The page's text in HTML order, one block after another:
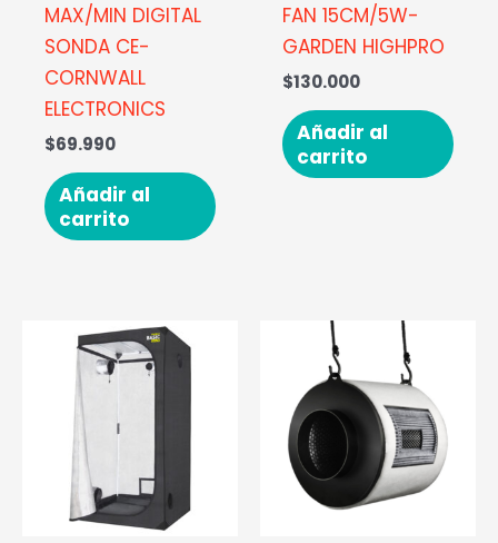
MAX/MIN DIGITAL
SONDA CE-
CORNWALL
ELECTRONICS
$69.990
Añadir al
carrito
FAN 15CM/5W-
GARDEN HIGHPRO
$130.000
Añadir al
carrito